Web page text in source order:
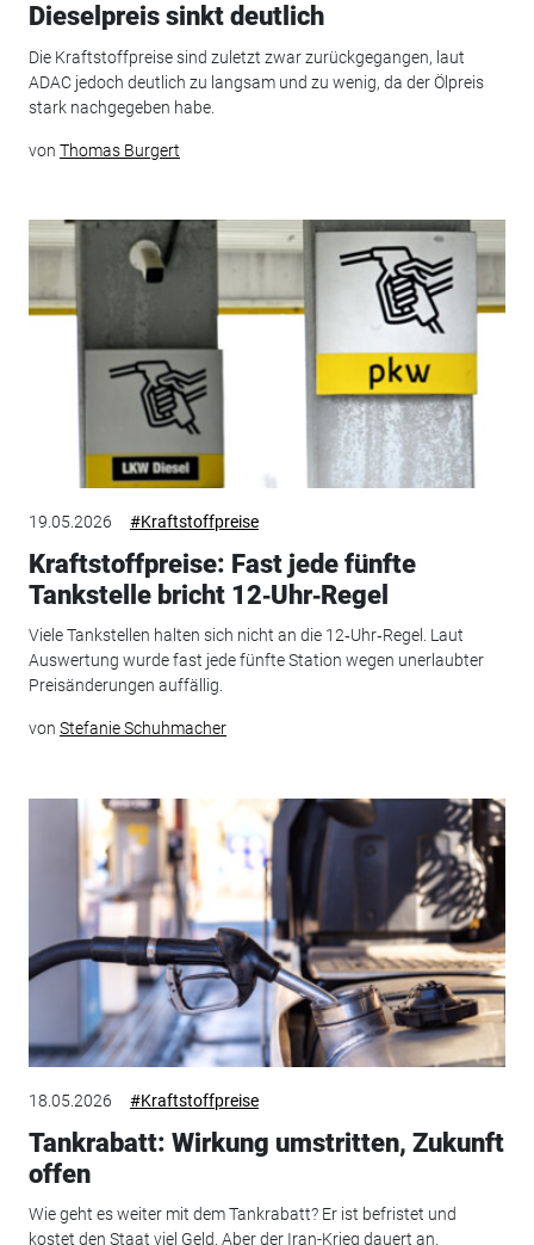
Dieselpreis sinkt deutlich
Die Kraftstoffpreise sind zuletzt zwar zurückgegangen, laut
ADAC jedoch deutlich zu langsam und zu wenig, da der Ölpreis
stark nachgegeben habe.
von Thomas Burgert
19.05.2026 #Kraftstoffpreise
Kraftstoffpreise: Fast jede fünfte
Tankstelle bricht 12‑Uhr‑Regel
Viele Tankstellen halten sich nicht an die 12‑Uhr‑Regel. Laut
Auswertung wurde fast jede fünfte Station wegen unerlaubter
Preisänderungen auffällig.
von Stefanie Schuhmacher
18.05.2026 #Kraftstoffpreise
Tankrabatt: Wirkung umstritten, Zukunft
offen
Wie geht es weiter mit dem Tankrabatt? Er ist befristet und
kostet den Staat viel Geld. Aber der Iran-Krieg dauert an.